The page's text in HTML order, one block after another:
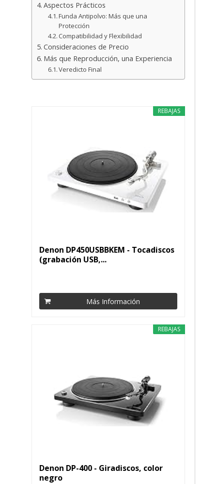
Aspectos Prácticos
Funda Antipolvo: Más que una
Protección
Compatibilidad y Flexibilidad
Consideraciones de Precio
Más que Reproducción, una Experiencia
Veredicto Final
REBAJAS
Denon DP450USBBKEM - Tocadiscos
(grabación USB,...
Más Información
REBAJAS
Denon DP-400 - Giradiscos, color
negro